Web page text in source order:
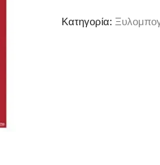
Κατηγορία: